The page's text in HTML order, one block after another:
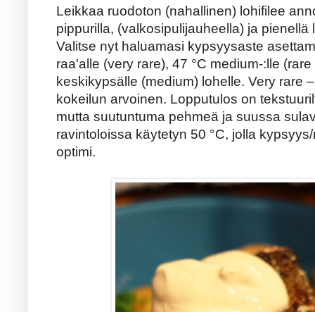
Leikkaa ruodoton (nahallinen) lohifilee
pippurilla, (valkosipulijauheella) ja
Valitse nyt haluamasi kypsyysaste
raa'alle (very rare), 47 °C medium-:lle
keskikypsälle (medium) lohelle. Very rare
kokeilun arvoinen. Lopputulos on
mutta suutuntuma pehmeä ja suussa
ravintoloissa käytetyn 50 °C, jolla
optimi.